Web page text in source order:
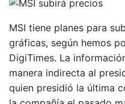
MSI tiene planes para
gráficas, según hemos
DigiTimes. La
manera indirecta al
quien presidió la última